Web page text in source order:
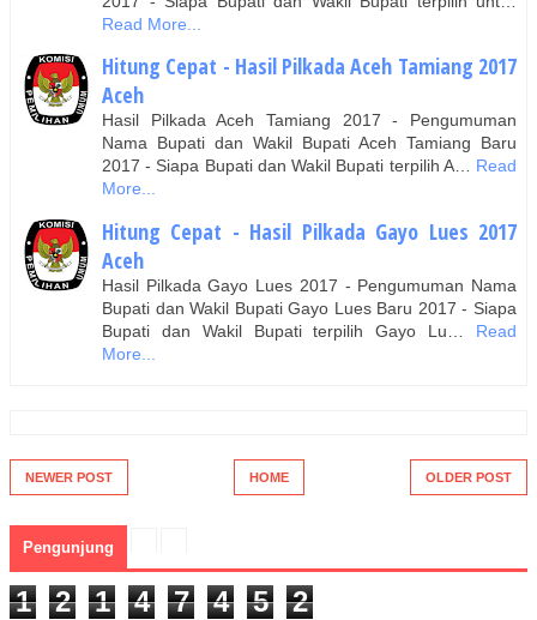
Read More...
Hitung Cepat - Hasil Pilkada Aceh Tamiang 2017
Aceh
Hasil Pilkada Aceh Tamiang 2017 - Pengumuman
Nama Bupati dan Wakil Bupati Aceh Tamiang Baru
2017 - Siapa Bupati dan Wakil Bupati terpilih A… Read
More...
Hitung Cepat - Hasil Pilkada Gayo Lues 2017
Aceh
Hasil Pilkada Gayo Lues 2017 - Pengumuman Nama
Bupati dan Wakil Bupati Gayo Lues Baru 2017 - Siapa
Bupati dan Wakil Bupati terpilih Gayo Lu…
Read
More...
NEWER POST OLDER POST
HOME
Pengunjung
1 2 1 4 7 4 5 2